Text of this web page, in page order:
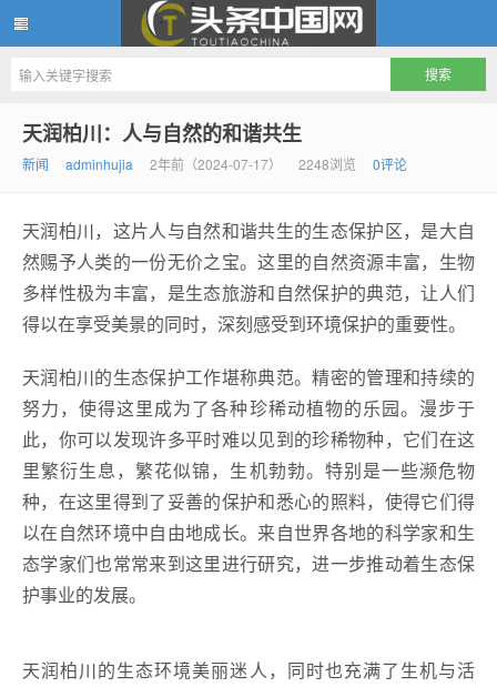
头条中国网
天润柏川：人与自然的和谐共生
新闻 adminhujia 2年前（2024-07-17） 2248浏览 0评论
天润柏川，这片人与自然和谐共生的生态保护区，是大自
然赐予人类的一份无价之宝。这里的自然资源丰富，生物
多样性极为丰富，是生态旅游和自然保护的典范，让人们
得以在享受美景的同时，深刻感受到环境保护的重要性。
天润柏川的生态保护工作堪称典范。精密的管理和持续的
努力，使得这里成为了各种珍稀动植物的乐园。漫步于
此，你可以发现许多平时难以见到的珍稀物种，它们在这
里繁衍生息，繁花似锦，生机勃勃。特别是一些濒危物
种，在这里得到了妥善的保护和悉心的照料，使得它们得
以在自然环境中自由地成长。来自世界各地的科学家和生
态学家们也常常来到这里进行研究，进一步推动着生态保
护事业的发展。
天润柏川的生态环境美丽迷人，同时也充满了生机与活